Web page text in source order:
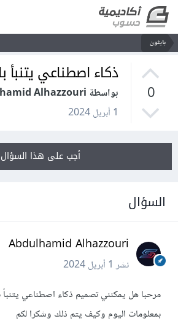
بايثون
0
ذكاء اصطناعي
بواسطة Abdulhamid Alhazzouri
1 أبريل 2024
أجب على هذا السؤال
السؤال
Abdulhamid Alhazzouri
نشر1 أبريل 2024
مرحبا هل يمكنني تصميم ذكاء اصطناعي يتنبأ
بمعلومات اليوم وكيف يتم ذلك وشكرا لكم